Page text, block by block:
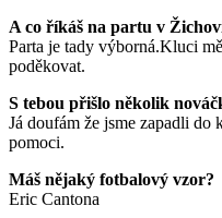
A co říkáš na partu v
Parta je tady výborná.Kluci
poděkovat.
S tebou přišlo několik
Já doufám že jsme zapadli do
pomoci.
Máš nějaký fotbalový vzor?
Eric Cantona